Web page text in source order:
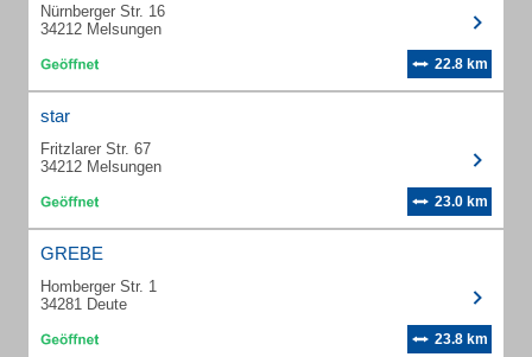
Nürnberger Str. 16
34212 Melsungen
22.8 km
star
Fritzlarer Str. 67
34212 Melsungen
23.0 km
GREBE
Homberger Str. 1
34281 Deute
23.8 km